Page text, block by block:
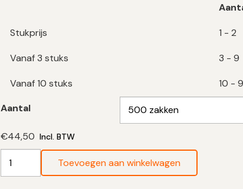
Stukprijs 1 - 2
Vanaf 3 stuks 3 - 9
Vanaf 10 stuks 10 -
Aantal
€44,50 Incl. BTW
Vuilniszakken
Toevoegen aan winkelwagen